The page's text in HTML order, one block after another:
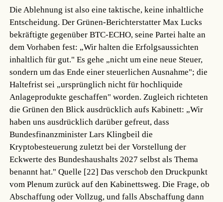
Die Ablehnung ist also eine taktische, keine inhaltliche
Entscheidung. Der Grünen-Berichterstatter Max Lucks
bekräftigte gegenüber BTC-ECHO, seine Partei halte an
dem Vorhaben fest: „Wir halten die Erfolgsaussichten
inhaltlich für gut." Es gehe „nicht um eine neue Steuer,
sondern um das Ende einer steuerlichen Ausnahme"; die
Haltefrist sei „ursprünglich nicht für hochliquide
Anlageprodukte geschaffen" worden. Zugleich richteten
die Grünen den Blick ausdrücklich aufs Kabinett: „Wir
haben uns ausdrücklich darüber gefreut, dass
Bundesfinanzminister Lars Klingbeil die
Kryptobesteuerung zuletzt bei der Vorstellung der
Eckwerte des Bundeshaushalts 2027 selbst als Thema
benannt hat."Quelle [22] Das verschob den Druckpunkt
vom Plenum zurück auf den Kabinettsweg. Die Frage, ob
Abschaffung oder Vollzug, und falls Abschaffung dann